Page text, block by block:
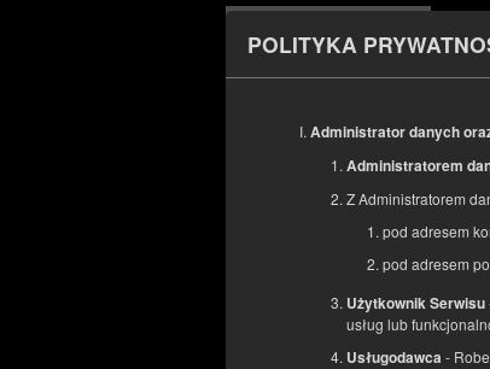
POLITYKA
Administrator danych
Administratorem
Z Administratorem
pod adresem
pod adresem
Użytkownik Serwisu
usług lub
Usługodawca -
POCZĄTEK
SIERPNIA
Wybierz ofertę